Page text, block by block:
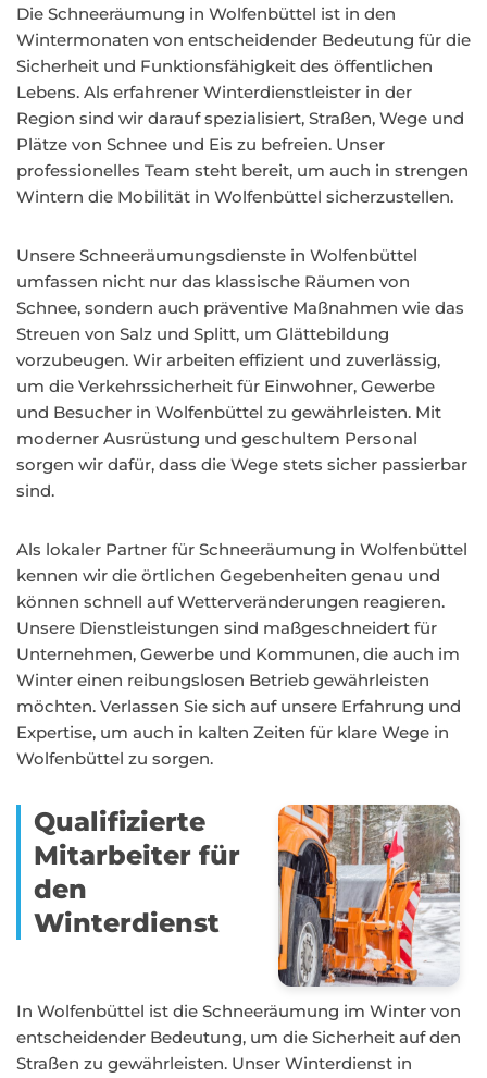
Die Schneeräumung in Wolfenbüttel ist in den
Wintermonaten von entscheidender Bedeutung für die
Sicherheit und Funktionsfähigkeit des öffentlichen
Lebens. Als erfahrener Winterdienstleister in der
Region sind wir darauf spezialisiert, Straßen, Wege und
Plätze von Schnee und Eis zu befreien. Unser
professionelles Team steht bereit, um auch in strengen
Wintern die Mobilität in Wolfenbüttel sicherzustellen.
Unsere Schneeräumungsdienste in Wolfenbüttel
umfassen nicht nur das klassische Räumen von
Schnee, sondern auch präventive Maßnahmen wie das
Streuen von Salz und Splitt, um Glättebildung
vorzubeugen. Wir arbeiten effizient und zuverlässig,
um die Verkehrssicherheit für Einwohner, Gewerbe
und Besucher in Wolfenbüttel zu gewährleisten. Mit
moderner Ausrüstung und geschultem Personal
sorgen wir dafür, dass die Wege stets sicher passierbar
sind.
Als lokaler Partner für Schneeräumung in Wolfenbüttel
kennen wir die örtlichen Gegebenheiten genau und
können schnell auf Wetterveränderungen reagieren.
Unsere Dienstleistungen sind maßgeschneidert für
Unternehmen, Gewerbe und Kommunen, die auch im
Winter einen reibungslosen Betrieb gewährleisten
möchten. Verlassen Sie sich auf unsere Erfahrung und
Expertise, um auch in kalten Zeiten für klare Wege in
Wolfenbüttel zu sorgen.
Qualifizierte
Mitarbeiter für
den
Winterdienst
In Wolfenbüttel ist die Schneeräumung im Winter von
entscheidender Bedeutung, um die Sicherheit auf den
Straßen zu gewährleisten. Unser Winterdienst in